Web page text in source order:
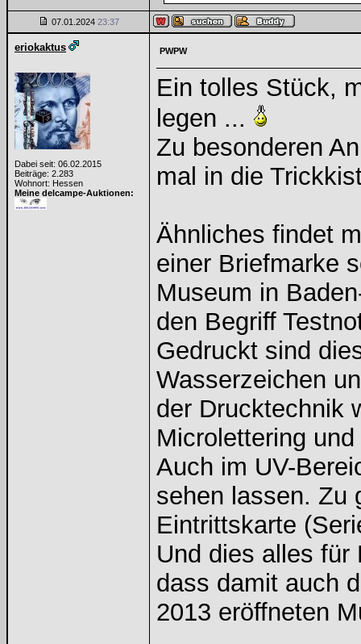
07.01.2024 23:37
eriokaktus
Dabei seit: 06.02.2015
Beiträge: 2.283
Wohnort: Hessen
Meine delcampe-Auktionen:
PWPW
Ein tolles Stück,
legen ...
Zu besonderen
mal in die
Ähnliches findet
einer Briefmarke
Museum in
den Begriff
Gedruckt sind
Wasserzeichen
der Drucktechnik
Microlettering
Auch im UV-
sehen lassen. Zu
Eintrittskarte
Und dies alles
dass damit auch
2013 eröffneten